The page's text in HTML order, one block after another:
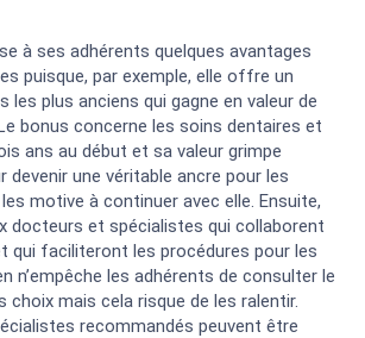
à ses adhérents quelques avantages
puisque, par exemple, elle offre un
les plus anciens qui gagne en valeur de
bonus concerne les soins dentaires et
ans au début et sa valeur grimpe
une véritable ancre pour les
motive à continuer avec elle. Ensuite,
docteurs et spécialistes qui collaborent
qui faciliteront les procédures pour les
n’empêche les adhérents de consulter le
choix mais cela risque de les ralentir.
recommandés peuvent être